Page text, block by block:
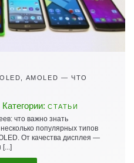
AMOLED — ЧТО
СТАТЬИ
что важно знать
популярных типов
От качества дисплея —
[...]